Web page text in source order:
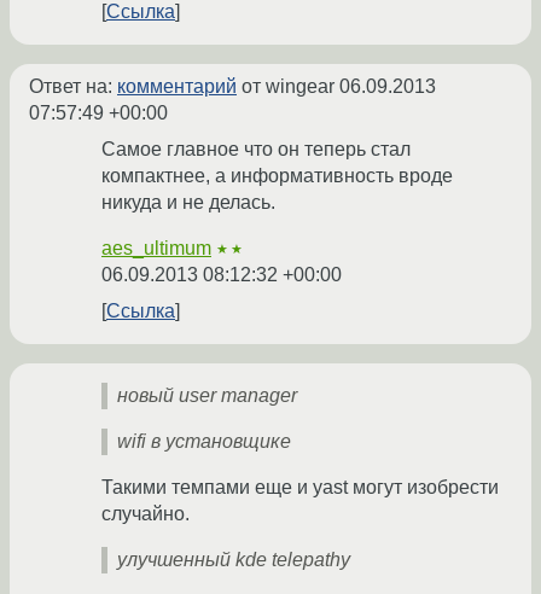
Ссылка
Ответ на: комментарий от wingear 06.09.2013
07:57:49 +00:00
Самое главное что он теперь стал
компактнее, а информативность вроде
никуда и не делась.
aes_ultimum ★★
06.09.2013 08:12:32 +00:00
Ссылка
новый user manager
wifi в установщике
Такими темпами еще и yast могут изобрести
случайно.
улучшенный kde telepathy